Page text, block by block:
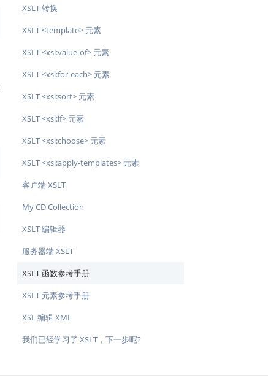
XSLT 转换
XSLT <template> 元素
XSLT <xsl:value-of> 元素
XSLT <xsl:for-each> 元素
XSLT <xsl:sort> 元素
XSLT <xsl:if> 元素
XSLT <xsl:choose> 元素
XSLT <xsl:apply-templates> 元素
客户端 XSLT
My CD Collection
XSLT 编辑器
服务器端 XSLT
XSLT 函数参考手册
XSLT 元素参考手册
XSL 编辑 XML
我们已经学习了 XSLT，下一步呢?